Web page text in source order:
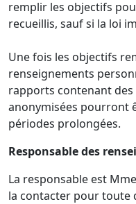
remplir les objectifs
recueillis, sauf si la loi
Une fois les objectifs
renseignements
rapports contenant
anonymisées pourront
périodes prolongées.
Responsable des
La responsable est
la contacter pour toute